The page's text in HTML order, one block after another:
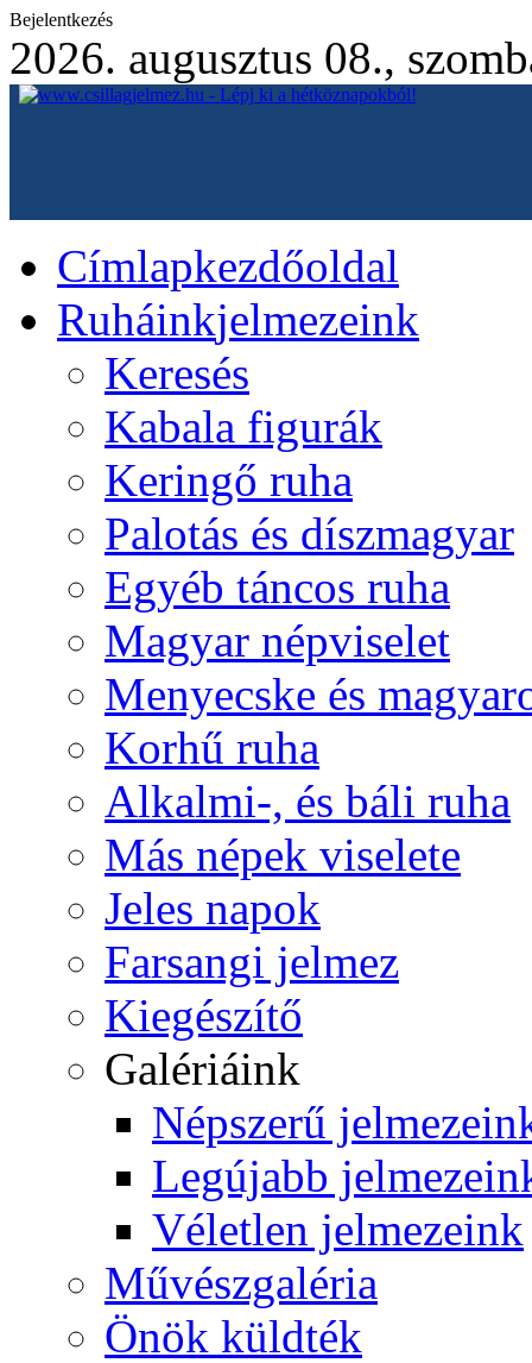
Bejelentkezés
2026. augusztus 08.,
Címlapkezdőoldal
Ruháinkjelmezeink
Keresés
Kabala figurák
Keringő ruha
Palotás és díszmagyar
Egyéb táncos ruha
Magyar népviselet
Menyecske és
Korhű ruha
Alkalmi-, és báli ruha
Más népek viselete
Jeles napok
Farsangi jelmez
Kiegészítő
Galériáink
Népszerű
Legújabb
Véletlen jelmezeink
Művészgaléria
Önök küldték